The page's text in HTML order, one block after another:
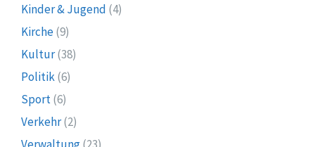
Kinder & Jugend (4)
Kirche(9)
Kultur(38)
Politik(6)
Sport(6)
Verkehr(2)